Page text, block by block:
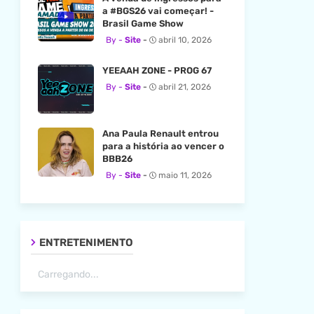
a #BGS26 vai começar! -
Brasil Game Show
Site abril 10, 2026
YEEAAH ZONE - PROG 67
Site abril 21, 2026
Ana Paula Renault entrou
para a história ao vencer o
BBB26
Site maio 11, 2026
ENTRETENIMENTO
Carregando...